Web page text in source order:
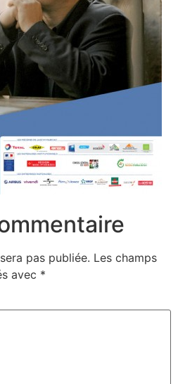
pas publiée. Les champs
avec *